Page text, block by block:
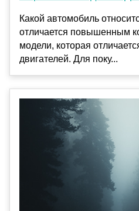
Какой автомобиль
отличается повышенным
модели, которая
двигателей. Для поку...